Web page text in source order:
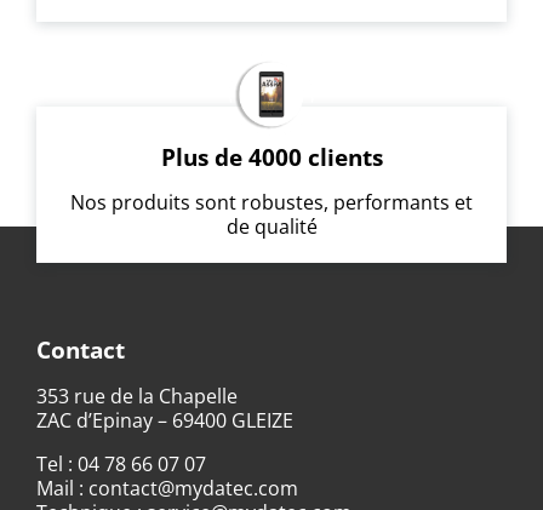
Plus de 4000 clients
Nos produits sont robustes, performants et
de qualité
Contact
353 rue de la Chapelle
ZAC d’Epinay – 69400 GLEIZE
Tel : 04 78 66 07 07
Mail : contact@mydatec.com